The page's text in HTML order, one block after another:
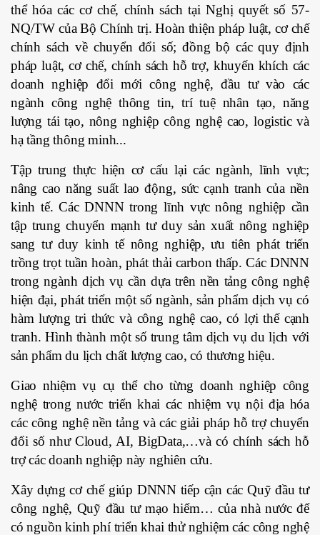
thể hóa các cơ chế, chính sách tại Nghị quyết số 57-
NQ/TW của Bộ Chính trị. Hoàn thiện pháp luật, cơ chế
chính sách về chuyển đổi số; đồng bộ các quy định
pháp luật, cơ chế, chính sách hỗ trợ, khuyến khích các
doanh nghiệp đổi mới công nghệ, đầu tư vào các
ngành công nghệ thông tin, trí tuệ nhân tạo, năng
lượng tái tạo, nông nghiệp công nghệ cao, logistic và
hạ tầng thông minh...
Tập trung thực hiện cơ cấu lại các ngành, lĩnh vực;
nâng cao năng suất lao động, sức cạnh tranh của nền
kinh tế. Các DNNN trong lĩnh vực nông nghiệp cần
tập trung chuyển mạnh tư duy sản xuất nông nghiệp
sang tư duy kinh tế nông nghiệp, ưu tiên phát triển
trồng trọt tuần hoàn, phát thải carbon thấp. Các DNNN
trong ngành dịch vụ cần dựa trên nền tảng công nghệ
hiện đại, phát triển một số ngành, sản phẩm dịch vụ có
hàm lượng tri thức và công nghệ cao, có lợi thế cạnh
tranh. Hình thành một số trung tâm dịch vụ du lịch với
sản phẩm du lịch chất lượng cao, có thương hiệu.
Giao nhiệm vụ cụ thể cho từng doanh nghiệp công
nghệ trong nước triển khai các nhiệm vụ nội địa hóa
các công nghệ nền tảng và các giải pháp hỗ trợ chuyển
đổi số như Cloud, AI, BigData,…và có chính sách hỗ
trợ các doanh nghiệp này nghiên cứu.
Xây dựng cơ chế giúp DNNN tiếp cận các Quỹ đầu tư
công nghệ, Quỹ đầu tư mạo hiểm… của nhà nước để
có nguồn kinh phí triển khai thử nghiệm các công nghệ